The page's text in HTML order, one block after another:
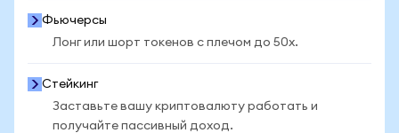
Фьючерсы
Лонг или шорт токенов с плечом до 50x.
Стейкинг
Заставьте вашу криптовалюту работать и
получайте пассивный доход.